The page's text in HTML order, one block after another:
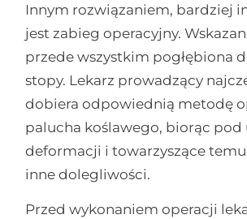
Innym rozwiązaniem, bardziej
jest zabieg operacyjny.
przede wszystkim pogłębiona
stopy. Lekarz prowadzący
dobiera odpowiednią metodę
palucha koślawego, biorąc pod
deformacji i towarzyszące
inne dolegliwości.
Przed wykonaniem operacji